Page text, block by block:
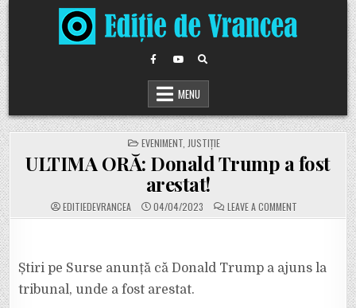
Skip
to
content
MENU
POSTED
IN
EVENIMENT JUSTIȚIE
ULTIMA ORĂ: Donald Trump a fost
arestat!
EDITIEDEVRANCEA 04/04/2023 LEAVE A COMMENT
ULTIMA
FOST
ARESTAT!
Știri pe Surse anunță că Donald Trump a ajuns la
tribunal, unde a fost arestat.